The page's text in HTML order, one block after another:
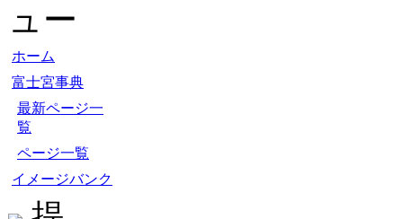
ュー
ホーム
富士宮事典
最新ページ一
覧
ページ一覧
イメージバンク